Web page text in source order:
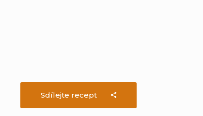
Sdílejte recept